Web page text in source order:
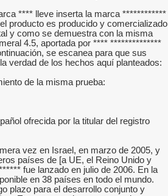
**** lleve inserta la marca ************
producto es producido y comercializado
y como se demuestra con la misma
4.5, aportada por **** **************
se escanea para que sus
verdad de los hechos aquí planteados:
de la misma prueba:
ofrecida por la titular del registro
vez en Israel, en marzo de 2005, y
países de [a UE, el Reino Unido y
fue lanzado en julio de 2006. En la
en 38 países en todo el mundo.
plazo para el desarrollo conjunto y